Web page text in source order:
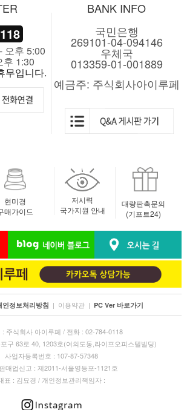
오후 5:00
후 1:30
무입니다.
BANK INFO
국민은행
269101-04-094146
우체국
013359-01-001889
예금주: 주식회사아이루페
현미경
매가이드
저시력
국가지원 안내
대량판촉문의
(기프트24)
인정보처리방침 | 이용약관 | PC Ver 바로가기
: 주식회사 아이루페 / 전화 : 02-784-0118
구 63로 40, 1203호(여의도동,라이프오피스텔빌딩)
사업자등록번호 : 107-87-57348
매업신고 : 제2011-서울영등포-1121호
표 : 김묘경 / 개인정보관리책임자 :